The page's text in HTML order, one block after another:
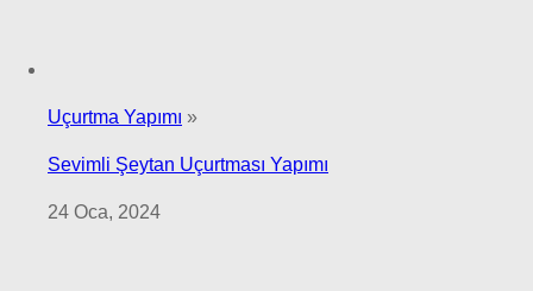
Uçurtma Yapımı »
Sevimli Şeytan Uçurtması Yapımı
24 Oca, 2024